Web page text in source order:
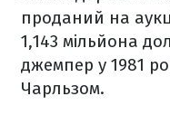
проданий на
1,143 мільйона
джемпер у 1981
Чарльзом.